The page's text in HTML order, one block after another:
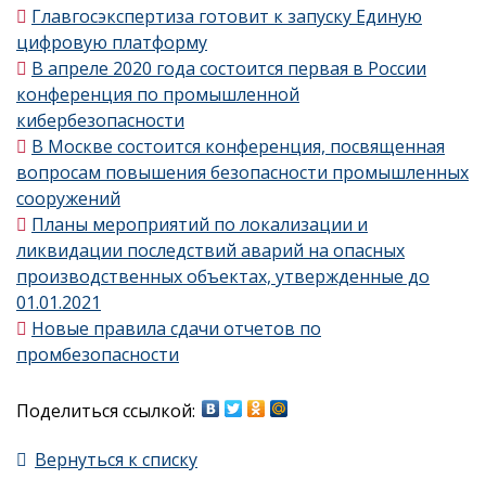
Главгосэкспертиза готовит к запуску Единую
цифровую платформу
В апреле 2020 года состоится первая в России
конференция по промышленной
кибербезопасности
В Москве состоится конференция, посвященная
вопросам повышения безопасности промышленных
сооружений
Планы мероприятий по локализации и
ликвидации последствий аварий на опасных
производственных объектах, утвержденные до
01.01.2021
Новые правила сдачи отчетов по
промбезопасности
Поделиться ссылкой:
Вернуться к списку